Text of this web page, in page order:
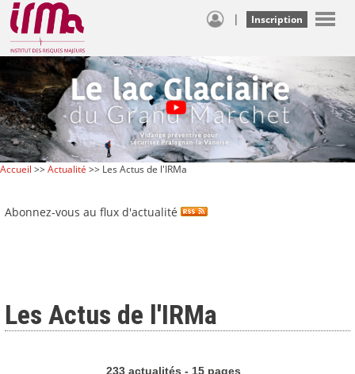
| Inscription
Accueil >>Actualité >> Les Actus de l'IRMa
Abonnez-vous au flux d'actualité
Les Actus de l'IRMa
233 actualités - 15 pages